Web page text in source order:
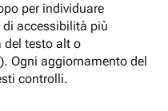
per individuare
accessibilità più
del testo alt o
Ogni aggiornamento del
controlli.